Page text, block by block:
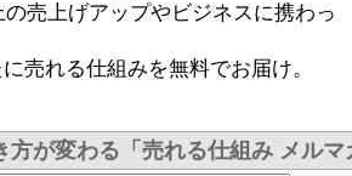
売上げアップやビジネスに携わっ
売れる仕組みを無料でお届け。
方が変わる「売れる仕組み メルマ